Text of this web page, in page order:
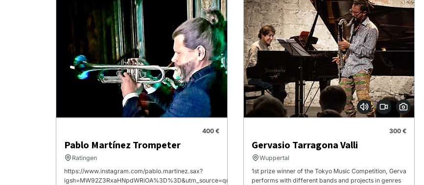
400 €
Pablo Martínez Trompeter
Ratingen
https://www.instagram.com/pablo.martinez.sax?
igsh=MW92Z3RxaHNpdWRiOA%3D%3D&utm_source=qr
300 €
Gervasio Tarragona Valli
Wuppertal
1st prize winner of the Tokyo Music Competition, Gerva
performs with different bands and projects in genres